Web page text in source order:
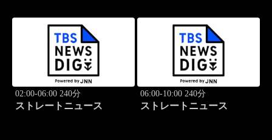
02:00-06:00 240分
ストレートニュース
06:00-10:00 240分
ストレートニュース